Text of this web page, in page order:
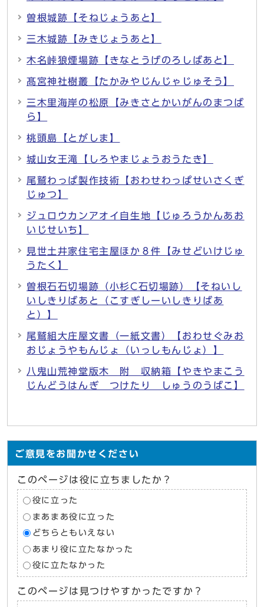
曽根城跡【そねじょうあと】
三木城跡【みきじょうあと】
木名峠狼煙場跡【きなとうげのろしばあと】
髙宮神社樹叢【たかみやじんじゃじゅそう】
三木里海岸の松原【みきさとかいがんのまつば
ら】
桃頭島【とがしま】
城山女王滝【しろやまじょうおうたき】
尾鷲わっぱ製作技術【おわせわっぱせいさくぎ
じゅつ】
ジュロウカンアオイ自生地【じゅろうかんあお
いじせいち】
見世土井家住宅主屋ほか８件【みせどいけじゅ
うたく】
曽根石石切場跡（小杉C石切場跡）【そねいし
いしきりばあと（こすぎしーいしきりばあ
と）】
尾鷲組大庄屋文書（一紙文書）【おわせぐみお
おじょうやもんじょ（いっしもんじょ）】
八鬼山荒神堂版木 附 収納箱【やきやまこう
じんどうはんぎ つけたり しゅうのうばこ】
ご意見をお聞かせください
このページは役に立ちましたか？
役に立った
まあまあ役に立った
どちらともいえない
あまり役に立たなかった
役に立たなかった
このページは見つけやすかったですか？